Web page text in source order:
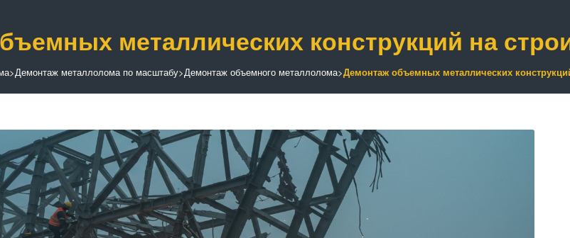
металлических конструкций на
>Демонтаж металлолома по масштабу>Демонтаж объемного металлолома>Демонтаж объемных металлических